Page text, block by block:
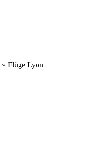
» Flüge Lyon